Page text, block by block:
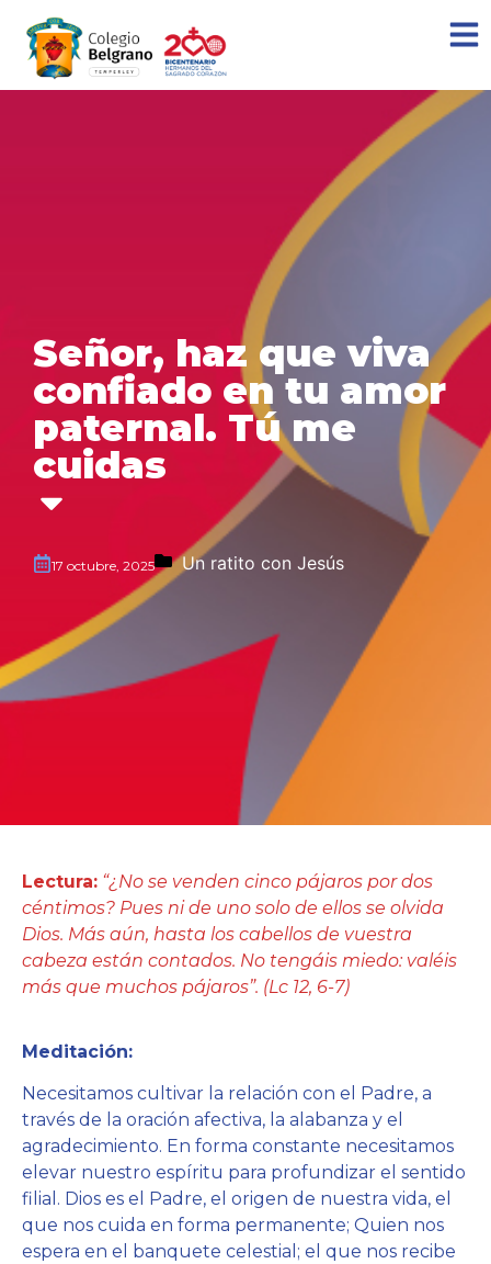
Señor, haz que viva
confiado en tu amor
paternal. Tú me
cuidas
17 octubre, 2025 Un ratito con Jesús
Lectura: “¿No se venden cinco pájaros por dos
céntimos? Pues ni de uno solo de ellos se olvida
Dios. Más aún, hasta los cabellos de vuestra
cabeza están contados. No tengáis miedo: valéis
más que muchos pájaros”. (Lc 12, 6-7)
Meditación:
Necesitamos cultivar la relación con el Padre, a
través de la oración afectiva, la alabanza y el
agradecimiento. En forma constante necesitamos
elevar nuestro espíritu para profundizar el sentido
filial. Dios es el Padre, el origen de nuestra vida, el
que nos cuida en forma permanente; Quien nos
espera en el banquete celestial; el que nos recibe